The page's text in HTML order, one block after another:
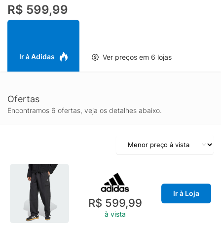
R$ 599,99
Ir à Adidas Ver preços em 6 lojas
Ofertas
Encontramos 6 ofertas, veja os detalhes abaixo.
R$ 599,99
à vista
Ir à Loja